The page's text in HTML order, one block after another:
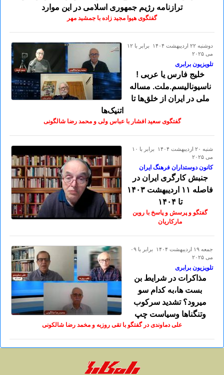
ترازنامه رژیم جمهوری اسلامی در این موارد
گفتگوی هیوا مجید زاده با جمشید مهر
دوشنبه ۲۲ ارديبهشت ۱۴۰۴ برابر با ۱۲
می ۲۰۲۵
تلویزیون برابری
خلیج فارس یا عربی !
ناسیونالیسم.ملت. مساله
ملی در ایران از خلق‌ها تا
اتنیک‌ها
گفتگوی سعید افشار با عباس ولی و محمد رضا شالگونی
شنبه ۲۰ ارديبهشت ۱۴۰۴ برابر با ۱۰
می ۲۰۲۵
کانون دوستداران فرهنگ ایران
جنبش کارگری ایران در
فاصله ۱۱ اردیبهشت ۱۴۰۳
تا ۱۴۰۴
گفتگو و پرسش و پاسخ با روبن
مارکاریان
جمعه ۱۹ ارديبهشت ۱۴۰۴ برابر با ۰۹
می ۲۰۲۵
تلویزیون برابری
مذاکرات در شرایط بن
بست ها،به کدام سو
میرود؟ تشدید سرکوب
وتنگناها وسیاست چپ
علی دماوندی در گفتگو با تقی روزبه و مخمد رضا شالکونی